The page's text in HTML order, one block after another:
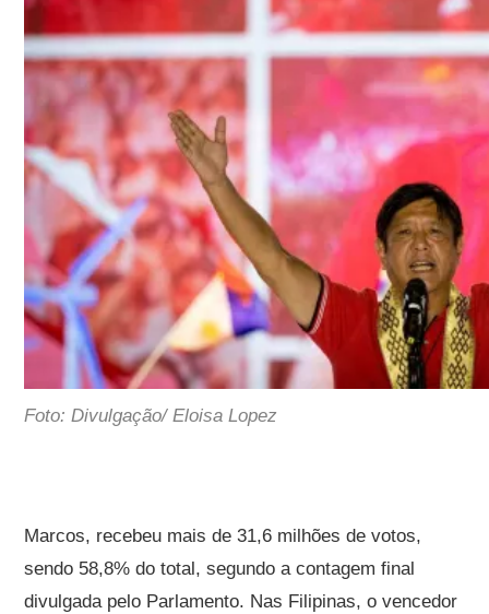
Foto: Divulgação/ Eloisa Lopez
Marcos, recebeu mais de 31,6 milhões de votos,
sendo 58,8% do total, segundo a contagem final
divulgada pelo Parlamento. Nas Filipinas, o vencedor